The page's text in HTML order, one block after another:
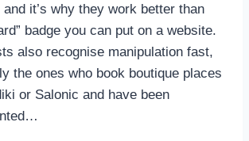
it’s why they work better than
badge you can put on a website.
also recognise manipulation fast,
the ones who book boutique places
or Salonic and have been